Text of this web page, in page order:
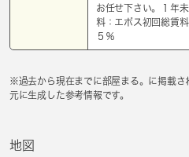
お任せ下さい。１年
料：エポス初回総賃
５％
※過去から現在までに部屋まる。に掲載さ
元に生成した参考情報です。
地図